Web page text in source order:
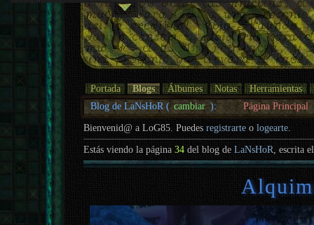
Portada Blogs Álbumes Notas
Herramientas
Blog de LaNsHoR ( cambiar ): Página Principal
Bienvenid@ a LoG85. Puedesregistrarte ologearte.
Estás viendo la página34 del blog deLaNsHoR , escrita